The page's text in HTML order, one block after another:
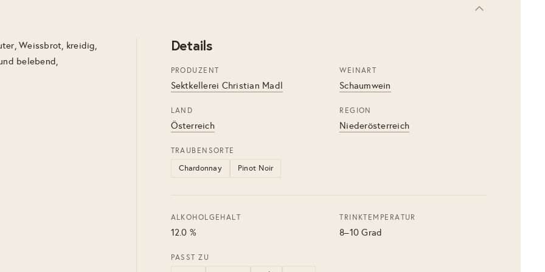
Weissbrot, kreidig,
belebend,
Details
PRODUZENT
Sektkellerei Christian Madl
WEINART
Schaumwein
LAND
Österreich
REGION
Niederösterreich
TRAUBENSORTE
Chardonnay Pinot Noir
ALKOHOLGEHALT
12.0 %
TRINKTEMPERATUR
8–10 Grad
PASST ZU